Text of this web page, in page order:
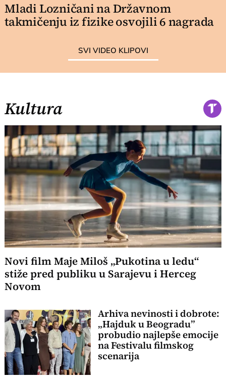
Mladi Lozničani na Državnom
takmičenju iz fizike osvojili 6 nagrada
SVI VIDEO KLIPOVI
Kultura
Novi film Maje Miloš „Pukotina u ledu“
stiže pred publiku u Sarajevu i Herceg
Novom
Arhiva nevinosti i dobrote:
„Hajduk u Beogradu”
probudio najlepše emocije
na Festivalu filmskog
scenarija